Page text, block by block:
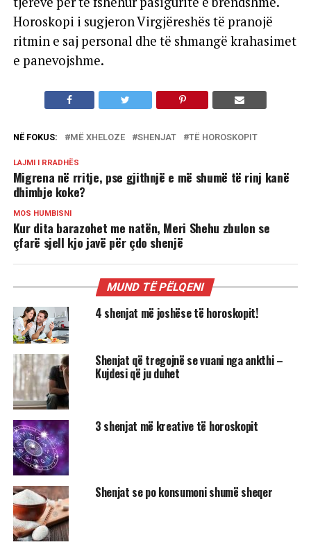
Horoskopi i sugjeron Virgjëreshës të pranojë
ritmin e saj personal dhe të shmangë krahasimet
e panevojshme.
NË FOKUS: MË XHELOZE SHENJAT TË HOROSKOPIT
LAJMI I RRADHËS
Migrena në rritje, pse gjithnjë e më shumë të rinj kanë
dhimbje koke?
MOS HUMBISNI
Kur dita barazohet me natën, Meri Shehu zbulon se
çfarë sjell kjo javë për çdo shenjë
MUND TË PËLQENI
4 shenjat më joshëse të horoskopit!
Shenjat që tregojnë se vuani nga ankthi –
Kujdesi që ju duhet
3 shenjat më kreative të horoskopit
Shenjat se po konsumoni shumë sheqer